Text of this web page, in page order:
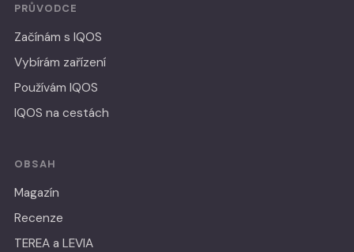
PRŮVODCE
Začínám s IQOS
Vybírám zařízení
Používám IQOS
IQOS na cestách
OBSAH
Magazín
Recenze
TEREA a LEVIA